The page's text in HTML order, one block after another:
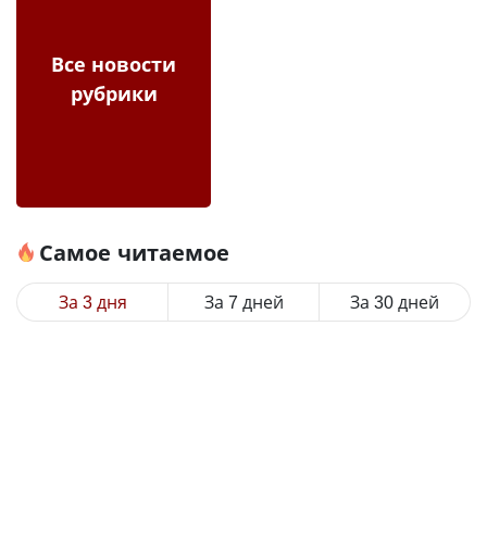
Все новости
рубрики
Самое читаемое
За 3 дня За 7 дней За 30 дней